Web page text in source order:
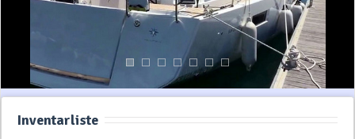
Inventarliste